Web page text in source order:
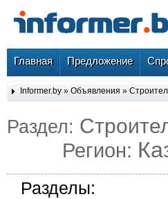
Главная Предложение
Informer.by » Объявления »
Раздел:
Регион:
Разделы: